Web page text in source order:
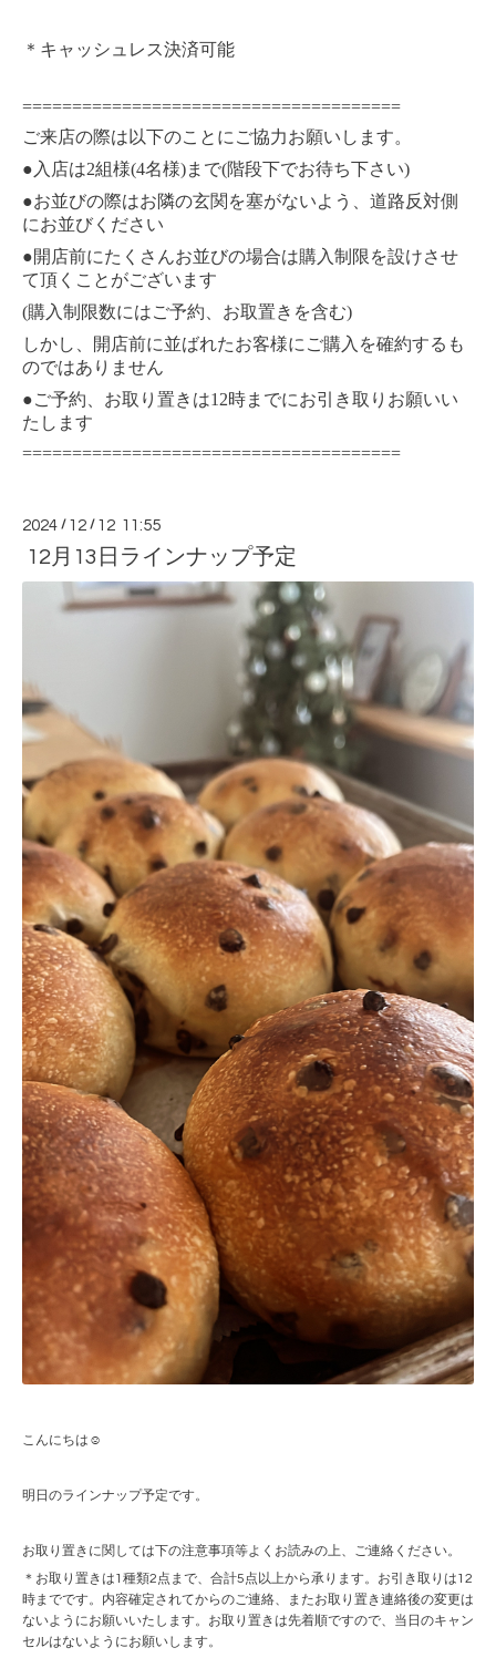
＊キャッシュレス決済可能
======================================
ご来店の際は以下のことにご協力お願いします。
●入店は2組様(4名様)まで(階段下でお待ち下さい)
●お並びの際はお隣の玄関を塞がないよう、道路反対側
にお並びください
●開店前にたくさんお並びの場合は購入制限を設けさせ
て頂くことがございます
(購入制限数にはご予約、お取置きを含む)
しかし、開店前に並ばれたお客様にご購入を確約するも
のではありません
●ご予約、お取り置きは12時までにお引き取りお願いい
たします
======================================
2024 / 12 / 12 11:55
12月13日ラインナップ予定
こんにちは☺︎
明日のラインナップ予定です。
お取り置きに関しては下の注意事項等よくお読みの上、ご連絡ください。
＊お取り置きは1種類2点まで、合計5点以上から承ります。お引き取りは12
時までです。内容確定されてからのご連絡、またお取り置き連絡後の変更は
ないようにお願いいたします。お取り置きは先着順ですので、当日のキャン
セルはないようにお願いします。